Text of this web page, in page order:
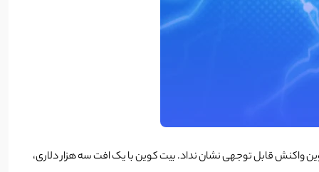
واکنش قابل توجهی نشان نداد. بیت کوین با یک افت سه هزار دلاری،